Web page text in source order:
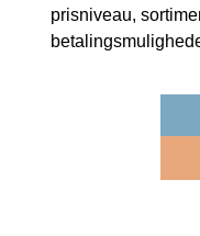
prisniveau,